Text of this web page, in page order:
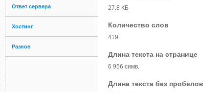
Ответ сервера
Хостинг
Разное
27.8 КБ
Количество слов
419
Длина текста на странице
6 956 симв.
Длина текста без пробелов